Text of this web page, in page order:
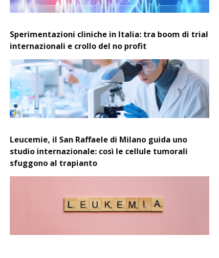
Sperimentazioni cliniche in Italia: tra boom di trial
internazionali e crollo del no profit
Leucemie, il San Raffaele di Milano guida uno
studio internazionale: così le cellule tumorali
sfuggono al trapianto